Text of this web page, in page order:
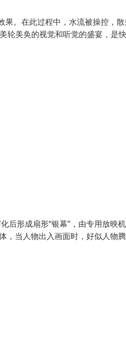
果。在此过程中，水流被操控，
轮美奂的视觉和听觉的盛宴，是
后形成扇形“银幕”，由专用放映
，当人物出入画面时，好似人物腾